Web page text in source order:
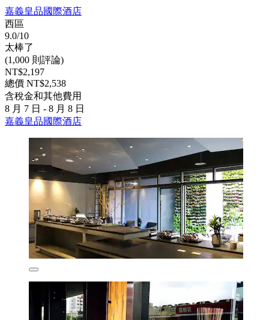
嘉義皇品國際酒店
西區
9.0/10
太棒了
(1,000 則評論)
NT$2,197
總價 NT$2,538
含稅金和其他費用
8 月 7 日 - 8 月 8 日
嘉義皇品國際酒店